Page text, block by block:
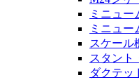
ミニュ
ミニュー
スケール
スタント
ダクテッ